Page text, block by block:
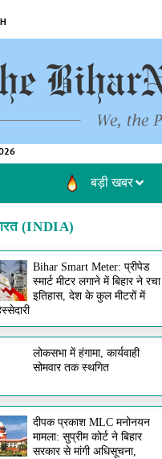
बड़ी खबर
(INDIA)
Bihar Smart Meter: प्रीपेड
स्मार्ट मीटर लगाने में बिहार ने रचा
इतिहास, देश के कुल मीटरों में
लोकसभा में हंगामा, कार्यवाही
सोमवार तक स्थगित
दीपक प्रकाश MLC मनोनयन
मामला: सुप्रीम कोर्ट ने बिहार
सरकार से मांगी अधिसूचना,